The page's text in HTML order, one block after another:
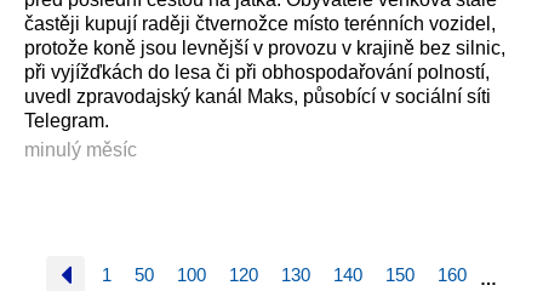
častěji kupují raději čtvernožce místo terénních vozidel,
protože koně jsou levnější v provozu v krajině bez silnic,
při vyjížďkách do lesa či při obhospodařování polností,
uvedl zpravodajský kanál Maks, působící v sociální síti
Telegram.
minulý měsíc
1 50 100 120 130 140 150 160 …